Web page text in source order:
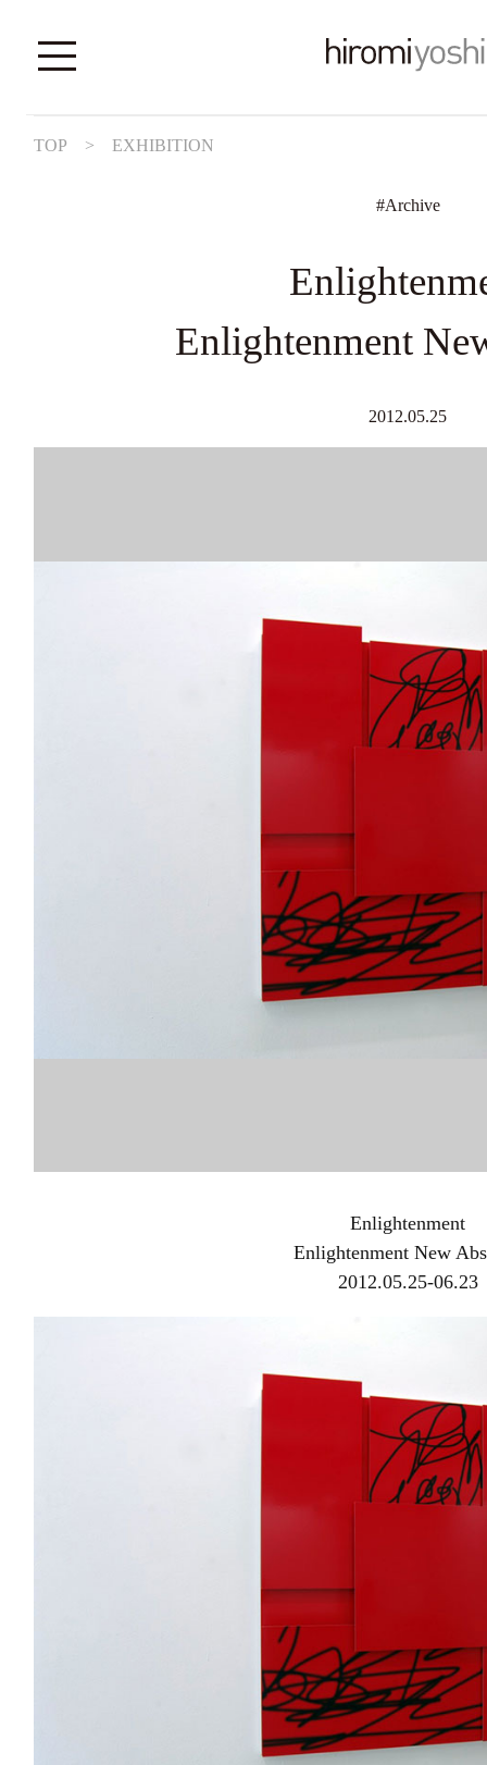
TOP > EXHIBITION
#Archive
Enlightenment
2012.05.25
Enlightenment
Enlightenment New
2012.05.25-06.23